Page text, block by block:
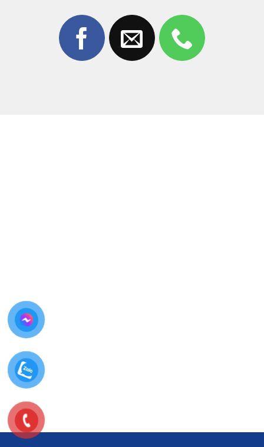
hình Samsung Galaxy Z Fold 5 đúng kỹ thuật. Dưới
đây là những lý do bạn nên chọn
Thùy Trang Mobile
Bảng giá thay màn hình Samsung
Galaxy Z Fold 5 tại Thùy Trang Mobile
Do giá linh kiện Samsung Galaxy Z Fold 5
theo thị trường
bạch, Thùy Trang Mobile khuyến khích khách hàng
Liên hệ báo giá thay màn hình Samsung
Galaxy Z Fold 5